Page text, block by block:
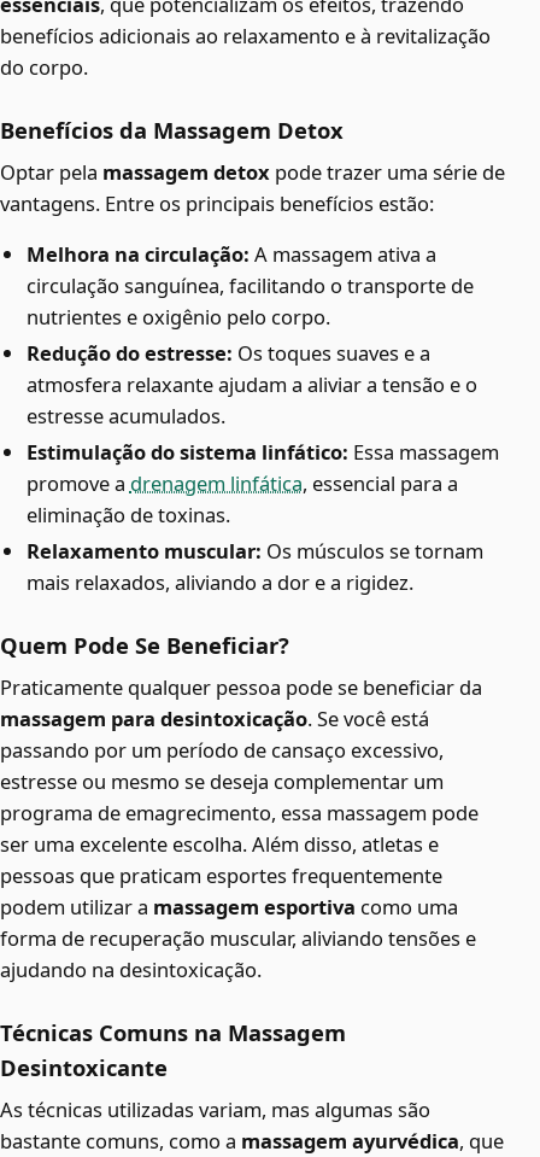
benefícios adicionais ao relaxamento e à revitalização
do corpo.
Benefícios da Massagem Detox
Optar pela massagem detox pode trazer uma série de
vantagens. Entre os principais benefícios estão:
Melhora na circulação: A massagem ativa a
circulação sanguínea, facilitando o transporte de
nutrientes e oxigênio pelo corpo.
Redução do estresse: Os toques suaves e a
atmosfera relaxante ajudam a aliviar a tensão e o
estresse acumulados.
Estimulação do sistema linfático: Essa massagem
promove a drenagem linfática, essencial para a
eliminação de toxinas.
Relaxamento muscular: Os músculos se tornam
mais relaxados, aliviando a dor e a rigidez.
Quem Pode Se Beneficiar?
Praticamente qualquer pessoa pode se beneficiar da
massagem para desintoxicação. Se você está
passando por um período de cansaço excessivo,
estresse ou mesmo se deseja complementar um
programa de emagrecimento, essa massagem pode
ser uma excelente escolha. Além disso, atletas e
pessoas que praticam esportes frequentemente
podem utilizar a massagem esportiva como uma
forma de recuperação muscular, aliviando tensões e
ajudando na desintoxicação.
Técnicas Comuns na Massagem
Desintoxicante
As técnicas utilizadas variam, mas algumas são
bastante comuns, como a massagem ayurvédica, que